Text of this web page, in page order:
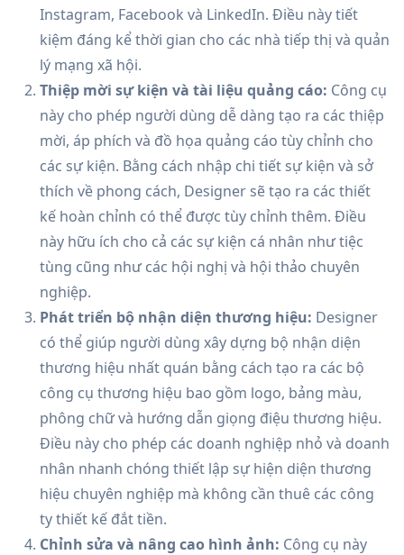
Instagram, Facebook và LinkedIn. Điều này tiết
kiệm đáng kể thời gian cho các nhà tiếp thị và quản
lý mạng xã hội.
Thiệp mời sự kiện và tài liệu quảng cáo: Công cụ
này cho phép người dùng dễ dàng tạo ra các thiệp
mời, áp phích và đồ họa quảng cáo tùy chỉnh cho
các sự kiện. Bằng cách nhập chi tiết sự kiện và sở
thích về phong cách, Designer sẽ tạo ra các thiết
kế hoàn chỉnh có thể được tùy chỉnh thêm. Điều
này hữu ích cho cả các sự kiện cá nhân như tiệc
tùng cũng như các hội nghị và hội thảo chuyên
nghiệp.
Phát triển bộ nhận diện thương hiệu: Designer
có thể giúp người dùng xây dựng bộ nhận diện
thương hiệu nhất quán bằng cách tạo ra các bộ
công cụ thương hiệu bao gồm logo, bảng màu,
phông chữ và hướng dẫn giọng điệu thương hiệu.
Điều này cho phép các doanh nghiệp nhỏ và doanh
nhân nhanh chóng thiết lập sự hiện diện thương
hiệu chuyên nghiệp mà không cần thuê các công
ty thiết kế đắt tiền.
Chỉnh sửa và nâng cao hình ảnh: Công cụ này